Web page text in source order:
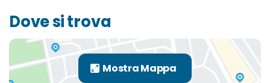
Dove si trova